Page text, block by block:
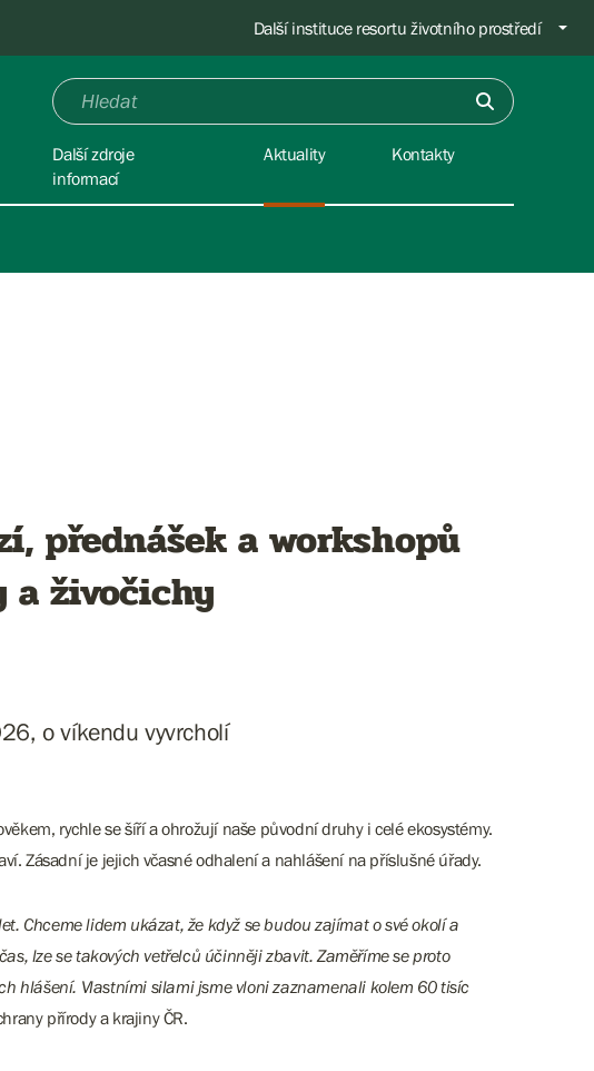
Další instituce resortu životního prostředí
Další zdroje
informací
Aktuality Kontakty
přednášek a workshopů
živočichy
o víkendu vyvrcholí
rychle se šíří a ohrožují naše původní druhy i celé ekosystémy.
Zásadní je jejich včasné odhalení a nahlášení na příslušné úřady.
Chceme lidem ukázat, že když se budou zajímat o své okolí a
lze se takových vetřelců účinněji zbavit. Zaměříme se proto
hlášení. Vlastními silami jsme vloni zaznamenali kolem 60 tisíc
přírody a krajiny ČR.